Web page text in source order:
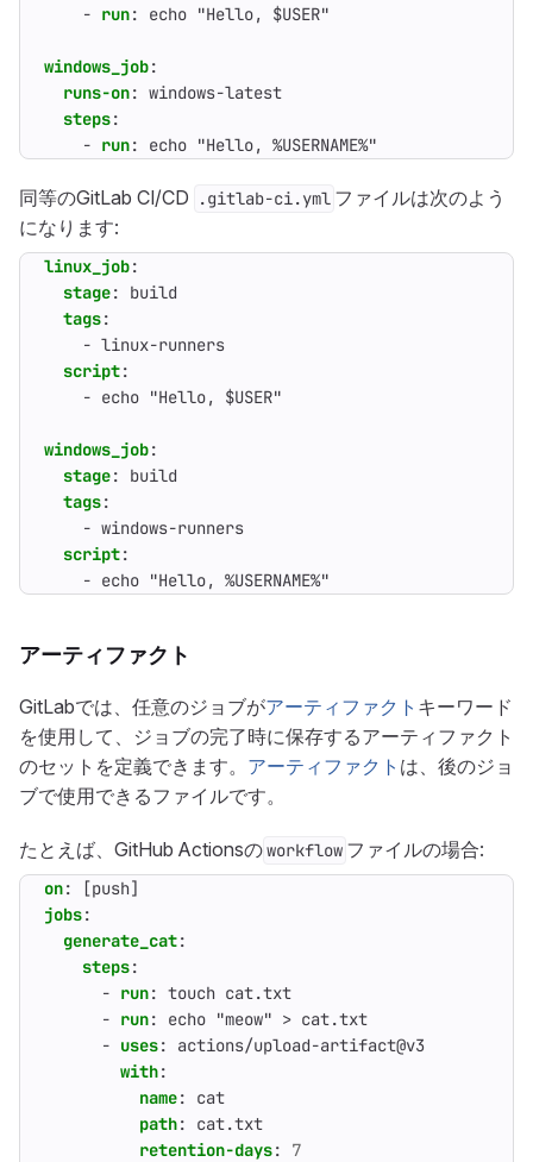
- run: echo "Hello, $USER"
windows_job:
runs-on: windows-latest
steps:
- run: echo "Hello, %USERNAME%"
同等のGitLab CI/CD .gitlab-ci.yml ファイルは次のよう
になります:
linux_job:
stage:
build
tags:
- linux-runners
script:
- echo "Hello, $USER"
windows_job:
stage:
build
tags:
- windows-runners
script:
- echo "Hello, %USERNAME%"
アーティファクト
GitLabでは、任意のジョブがアーティファクト キーワード
を使用して、ジョブの完了時に保存するアーティファクト
のセットを定義できます。 アーティファクト は、後のジョ
ブで使用できるファイルです。
たとえば、GitHub Actionsのworkflow ファイルの場合:
on: [push]
jobs:
generate_cat:
steps:
- run: touch cat.txt
- run:
echo "meow" > cat.txt
- uses:
actions/upload-artifact@v3
with:
name:
cat
path:
cat.txt
retention-days:
7